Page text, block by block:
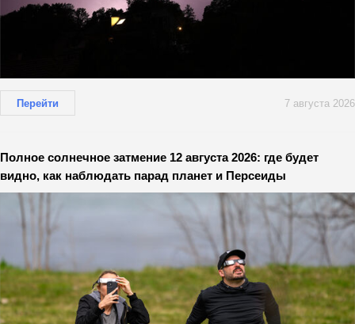
Перейти 7 августа 2026
Полное солнечное затмение 12 августа 2026: где будет
видно, как наблюдать парад планет и Персеиды